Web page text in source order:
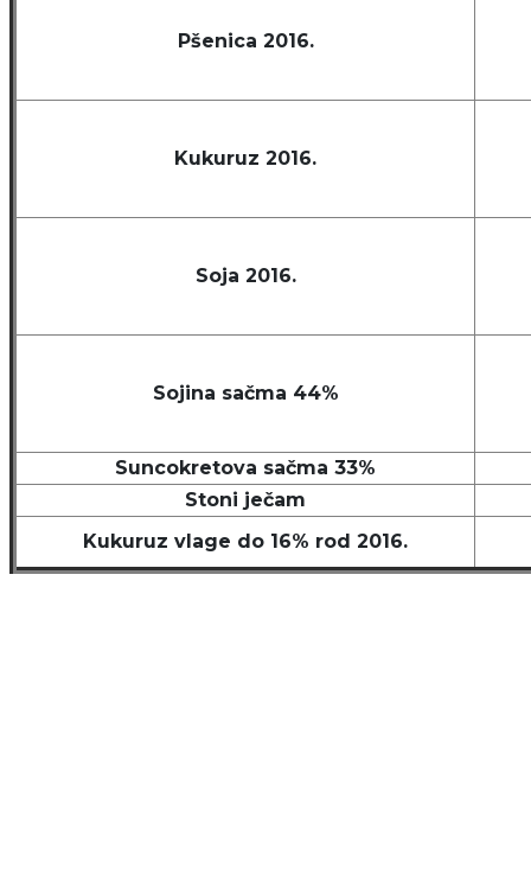
Pšenica 2016.
Kukuruz 2016.
Soja 2016.
Sojina sačma 44%
Suncokretova sačma 33%
Stoni ječam
Kukuruz vlage do 16% rod 2016.